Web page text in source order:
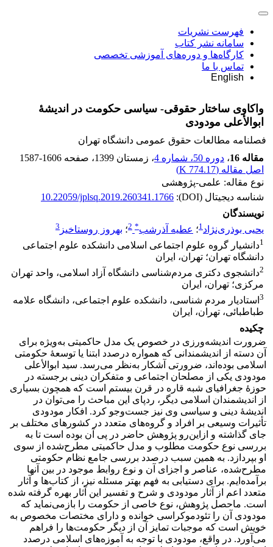
فهرست نشریات
سامانه نشر کتاب
کارگاه‌ها و دوره‌های آموزشی تخصصی
تماس با ما
English
واکاوی ساختار حقوقی- سیاسی حکومت در اندیشۀ
ابوالأعلی مودودی
فصلنامه مطالعات حقوق عمومی دانشگاه تهران
مقاله 16
، دوره 50، شماره 4 ، زمستان 1399 ، صفحه 1587-1606
اصل مقاله (774.17 K
)
نوع مقاله: علمی-پژوهشی
شناسه دیجیتال (DOI):
10.22059/jplsq.2019.260341.1766
نویسندگان
یحیی بوذری‌نژاد1؛ عطیه آذرشب*
2؛ بهروز روستاخیز 3
1دانشیار گروه علوم اجتماعی اسلامی دانشکده علوم اجتماعی
دانشگاه تهران؛ تهران، ایران
2دانشجوی دکتری مردم‌شناسی دانشگاه آزاد اسلامی، واحد تهران
مرکزی؛ تهران، ایران
3 استادیار مردم ‏شناسی، دانشکده علوم اجتماعی، دانشگاه علامه
طباطبائی، تهران، ایران
چکیده
ضرورت اندیشه‌ورزی در خصوص یک مدل حاکمیتی به‌ویژه برای
آن دسته از اندیشمندانی که همواره درصدد ابتنا یا توسعۀ حکومتی
اسلامی بوده‌اند، ضرورتی آشکار به‌نظر می‌رسد. سید ابوالأعلی
مودودی یکی از مصلحان اجتماعی و متفکران دینی برجسته در
حوزۀ جغرافیای شبه قاره در قرن بیستم است که همچون بسیاری
از اندیشمندان اسلامی دیگر، ردپای این مباحث را می‌توان در
اندیشۀ دینی و سیاسی وی نیز جست‌وجو کرد. افکار مودودی
تأثیرات وسیعی بر افراد و گروه‌های متعدد در کشورهای مختلف بر
جای گذاشته و ازاین‌رو پژوهش حاضر در پی آن بوده است تا به
بررسی نوع حکومت مطلوب و مدل حاکمیتی مطرح‌شده از سوی
او بپردازد. به همین سبب درصدد بررسی جامع نظام حکومتی
مطرح‌شده، عناصر و اجزای آن و نوع روابط موجود در بین آنها
برآمده‌ایم. برای دستیابی به فهم بهتر مسئله نیز، از کتاب‌ها و آثار
متعدد اعم از آثار مودودی و شرح و تفسیر این آثار بهره گرفته شده
است. ماحصل پژوهش، نوع خاصی از حکومت را بازمی‌نماید که
مودودی آن را تئودموکراسی خوانده و دارای مختصات مخصوص به
خویش است که موجبات تمایز آن از دیگر حکومت‌ها را فراهم
می‌آورد. در واقع، مودودی با توجه به آموزه‌های اسلامی درصدد